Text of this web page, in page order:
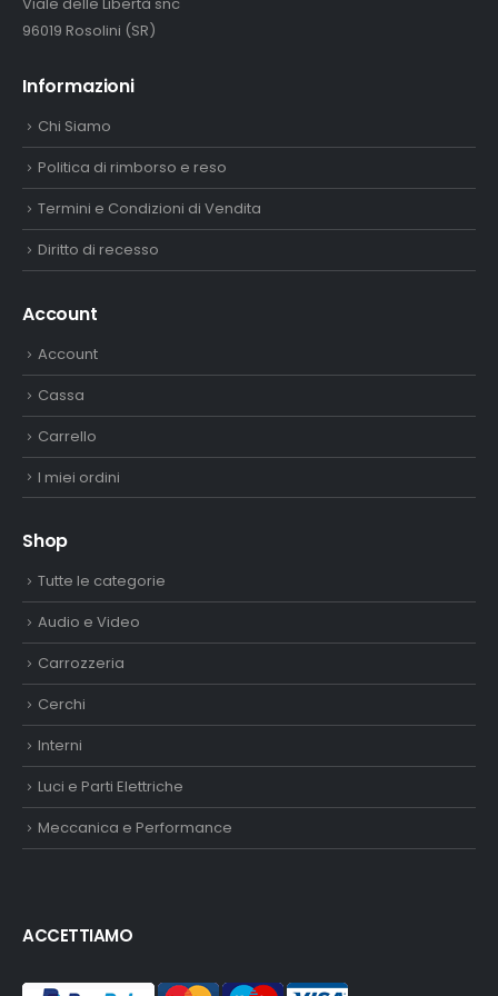
96019 Rosolini (SR)
Informazioni
Chi Siamo
Politica di rimborso e reso
Termini e Condizioni di Vendita
Diritto di recesso
Account
Account
Cassa
Carrello
I miei ordini
Shop
Tutte le categorie
Audio e Video
Carrozzeria
Cerchi
Interni
Luci e Parti Elettriche
Meccanica e Performance
ACCETTIAMO